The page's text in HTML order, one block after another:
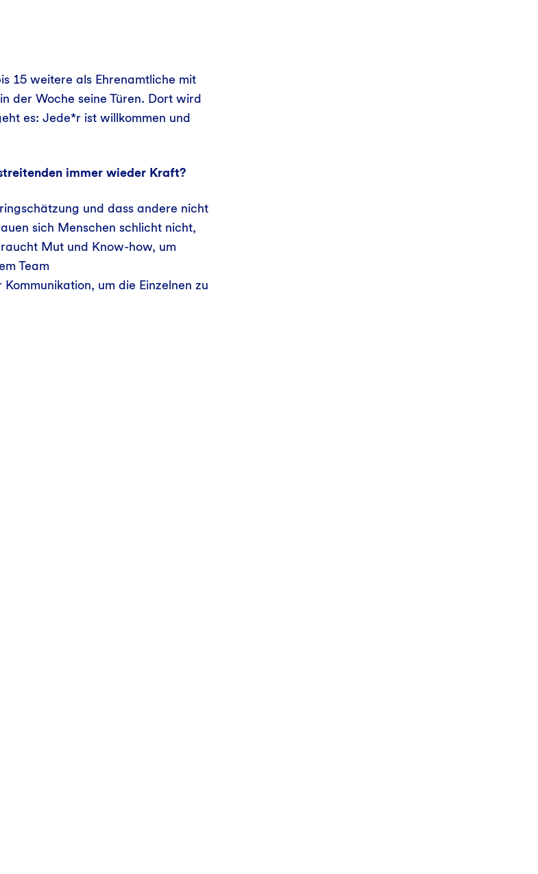
15 weitere als Ehrenamtliche mit
der Woche seine Türen. Dort wird
es: Jede*r ist willkommen und
immer wieder Kraft?
und dass andere nicht
sich Menschen schlicht nicht,
Mut und Know-how, um
Team
um die Einzelnen zu